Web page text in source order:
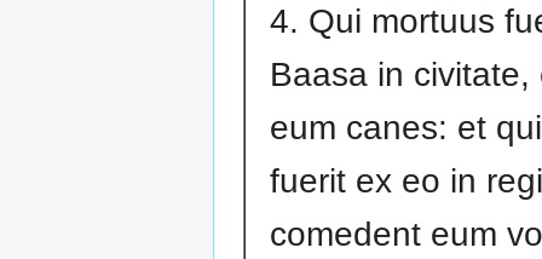
4. Qui mortuus
Baasa in civitate,
eum canes: et
fuerit ex eo in
comedent eum